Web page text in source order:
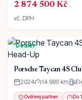
2 874 500 Kč
vč. DPH
Dealer
Porsche Taycan 4S
2024 14 980 km
Ověřený partner Do